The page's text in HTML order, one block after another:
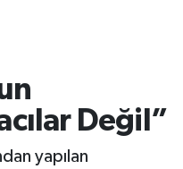
Değil”
yapılan